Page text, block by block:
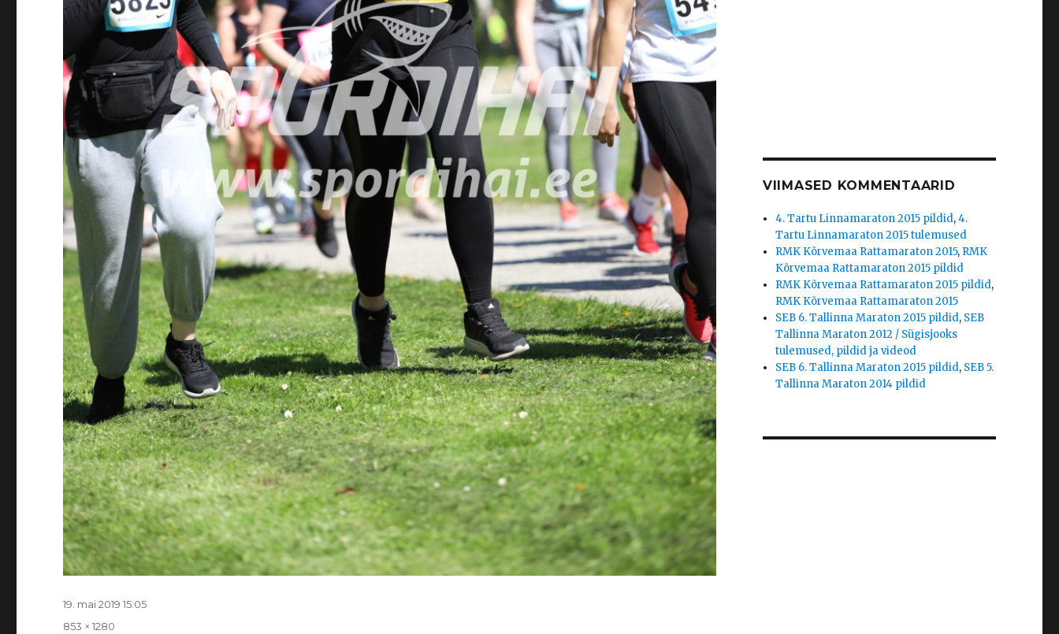
Postitatud
19. mai 2019 15:05
Täissuurus
853 × 1280
VIIMASED KOMMENTAARID
4. Tartu Linnamaraton 2015 pildid,4.
Tartu Linnamaraton 2015 tulemused
RMK Kõrvemaa Rattamaraton 2015, RMK
Kõrvemaa Rattamaraton 2015 pildid
RMK Kõrvemaa Rattamaraton 2015 pildid,
RMK Kõrvemaa Rattamaraton 2015
SEB 6. Tallinna Maraton 2015 pildid, SEB
Tallinna Maraton 2012 / Sügisjooks
tulemused, pildid ja videod
SEB 6. Tallinna Maraton 2015 pildid, SEB 5.
Tallinna Maraton 2014 pildid